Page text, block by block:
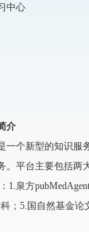
中心
介
个新型的知识服务
。平台主要包括两
方pubMedAgent
；5.国自然基金